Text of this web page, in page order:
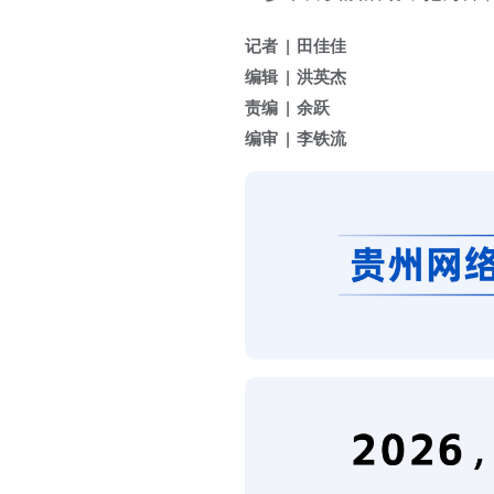
记者
田佳佳
编辑
洪英杰
责编
余跃
编审
李铁流